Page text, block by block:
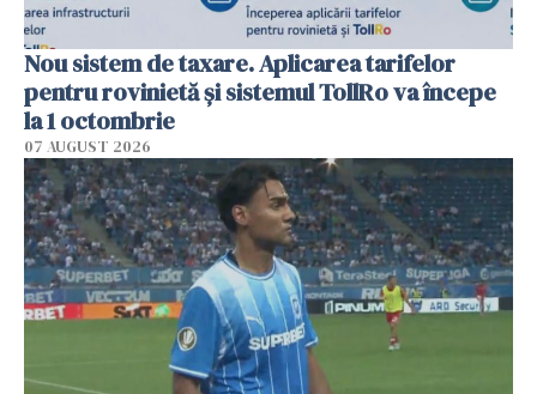
Nou sistem de taxare. Aplicarea tarifelor
pentru rovinietă şi sistemul TollRo va începe
la 1 octombrie
07 AUGUST 2026